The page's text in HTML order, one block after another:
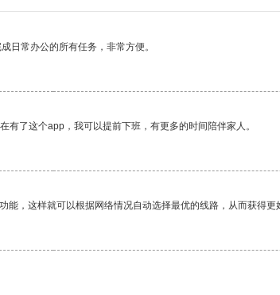
日常办公的所有任务，非常方便。
了这个app，我可以提前下班，有更多的时间陪伴家人。
，这样就可以根据网络情况自动选择最优的线路，从而获得更